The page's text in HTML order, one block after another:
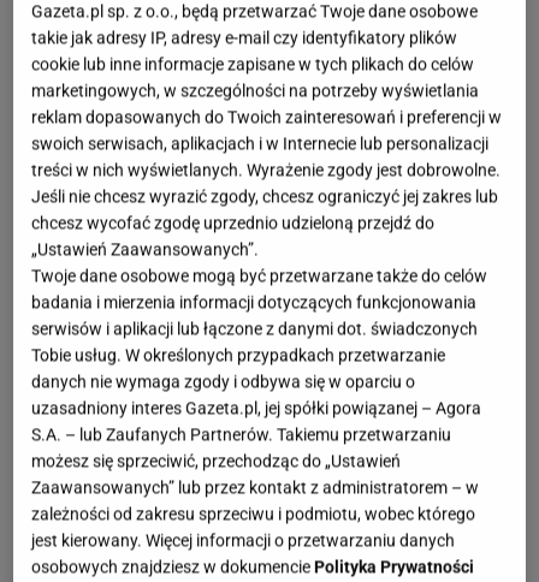
Letnie wyprzedaże to zdecydowanie osłoda niezbyt
pogodnego lata - możesz znaleźć na nich nie tylko
typowo wakacyjne dodatki, ale także ponadczasowe
ubrania, które posłużą ci przez cały rok. Jeżeli nadal
rozglądasz się za piękną sukienką, która nie tylko
podkreśli atuty kobiecej sylwetki, ale także zapewni
ci całodzienną wygodę, to koniecznie zajrzyj do
Orsay. Poniższy model pokochały panie o dojrzalszej
sylwetce.
Gazeta.pl sp. z o.o., będą przetwarzać Twoje dane osobowe
takie jak adresy IP, adresy e-mail czy identyfikatory plików
cookie lub inne informacje zapisane w tych plikach do celów
marketingowych, w szczególności na potrzeby wyświetlania
reklam dopasowanych do Twoich zainteresowań i preferencji w
swoich serwisach, aplikacjach i w Internecie lub personalizacji
treści w nich wyświetlanych. Wyrażenie zgody jest dobrowolne.
Jeśli nie chcesz wyrazić zgody, chcesz ograniczyć jej zakres lub
chcesz wycofać zgodę uprzednio udzieloną przejdź do
„Ustawień Zaawansowanych”.
Twoje dane osobowe mogą być przetwarzane także do celów
badania i mierzenia informacji dotyczących funkcjonowania
serwisów i aplikacji lub łączone z danymi dot. świadczonych
Tobie usług. W określonych przypadkach przetwarzanie
danych nie wymaga zgody i odbywa się w oparciu o
uzasadniony interes Gazeta.pl, jej spółki powiązanej – Agora
S.A. – lub Zaufanych Partnerów. Takiemu przetwarzaniu
możesz się sprzeciwić, przechodząc do „Ustawień
Zaawansowanych” lub przez kontakt z administratorem – w
zależności od zakresu sprzeciwu i podmiotu, wobec którego
jest kierowany. Więcej informacji o przetwarzaniu danych
osobowych znajdziesz w dokumenciePolityka Prywatności